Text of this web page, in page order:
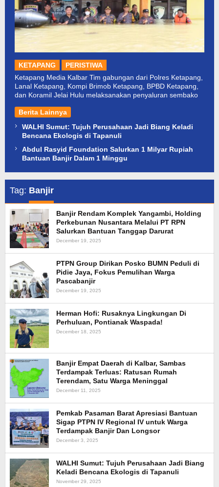
KETAPANG
PERISTIWA
Ketapang Media Kalbar Tim gabungan dari Polres Ketapang,
Lanal Ketapang, Kompi Brimob Ketapang, BPBD Ketapang,
dan Koramil Jelai Hulu melaksanakan penyaluran sembako
Berita Lainnya
WALHI Sumut: Tujuh Perusahaan Jadi Biang Keladi
Bencana Ekologis di Tapanuli
Abdul Rasyid Foundation Salurkan 1 Milyar Rupiah
Bantuan Banjir Dalam 1 Minggu
Tag: Banjir
Banjir Rendam Komplek Yangambi, Holding
Perkebunan Nusantara Melalui PT RPN
Salurkan Bantuan Tanggap Darurat
December 19, 2025
PTPN Group Dirikan Posko BUMN Peduli di
Pidie Jaya, Fokus Pemulihan Warga
Pascabanjir
December 19, 2025
Herman Hofi: Rusaknya Lingkungan Di
Perhuluan, Pontianak Waspada!
December 18, 2025
Banjir Empat Daerah di Kalbar, Sambas
Terdampak Terluas: Ratusan Rumah
Terendam, Satu Warga Meninggal
December 11, 2025
Pemkab Pasaman Barat Apresiasi Bantuan
Sigap PTPN IV Regional IV untuk Warga
Terdampak Banjir Dan Longsor
December 3, 2025
WALHI Sumut: Tujuh Perusahaan Jadi Biang
Keladi Bencana Ekologis di Tapanuli
November 29, 2025